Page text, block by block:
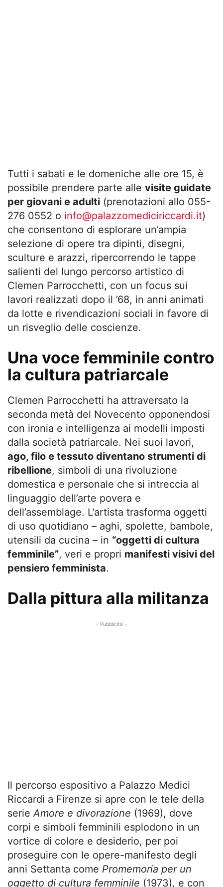
Tutti i sabati e le domeniche alle ore 15, è
possibile prendere parte alle visite guidate
per giovani e adulti (prenotazioni allo 055-
276 0552 o info@palazzomediciriccardi.it)
che consentono di esplorare un’ampia
selezione di opere tra dipinti, disegni,
sculture e arazzi, ripercorrendo le tappe
salienti del lungo percorso artistico di
Clemen Parrocchetti, con un focus sui
lavori realizzati dopo il ’68, in anni animati
da lotte e rivendicazioni sociali in favore di
un risveglio delle coscienze.
Una voce femminile contro
la cultura patriarcale
Clemen Parrocchetti ha attraversato la
seconda metà del Novecento opponendosi
con ironia e intelligenza ai modelli imposti
dalla società patriarcale. Nei suoi lavori,
ago, filo e tessuto diventano strumenti di
ribellione, simboli di una rivoluzione
domestica e personale che si intreccia al
linguaggio dell’arte povera e
dell’assemblage. L’artista trasforma oggetti
di uso quotidiano – aghi, spolette, bambole,
utensili da cucina – in “oggetti di cultura
femminile”, veri e propri manifesti visivi del
pensiero femminista.
Dalla pittura alla militanza
- Pubblicità -
Il percorso espositivo a Palazzo Medici
Riccardi a Firenze si apre con le tele della
serie Amore e divorazione (1969), dove
corpi e simboli femminili esplodono in un
vortice di colore e desiderio, per poi
proseguire con le opere-manifesto degli
anni Settanta come Promemoria per un
oggetto di cultura femminile (1973), e con